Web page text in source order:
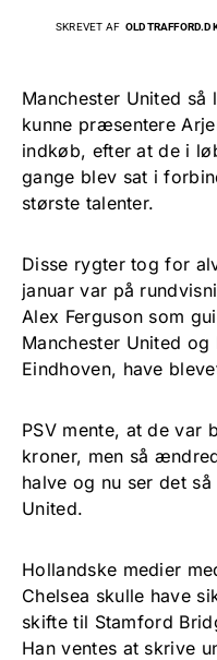
SKREVET AF
Manchester United
kunne præsentere
indkøb, efter at de i
gange blev sat i
største talenter.
Disse rygter tog for
januar var på
Alex Ferguson som
Manchester United
Eindhoven, have
PSV mente, at de var
kroner, men så
halve og nu ser det
United.
Hollandske medier
Chelsea skulle have
skifte til Stamford
Han ventes at skrive